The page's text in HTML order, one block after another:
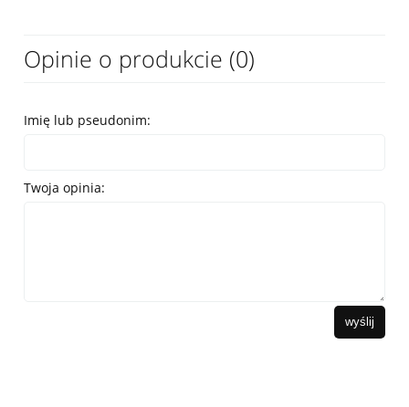
Opinie o produkcie (0)
Imię lub pseudonim:
Twoja opinia:
wyślij